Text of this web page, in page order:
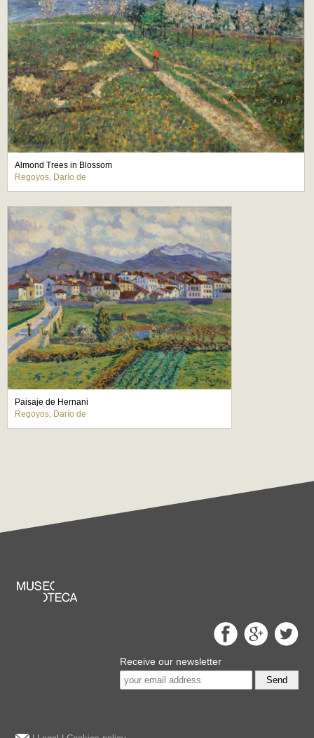
Almond Trees in Blossom
Regoyos, Darío de
Paisaje de Hernani
Regoyos, Darío de
Receive our newsletter
Send